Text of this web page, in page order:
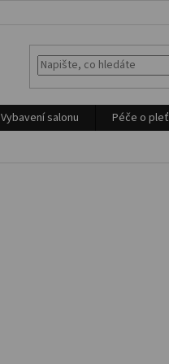
Vybavení salonu Péče o pleť